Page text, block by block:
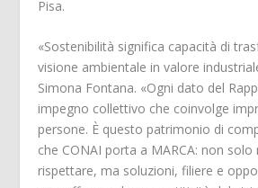
Pisa.
«Sostenibilità significa capacità di
visione ambientale in valore
Simona Fontana. «Ogni dato del
impegno collettivo che coinvolge
persone. È questo patrimonio di
che CONAI porta a MARCA: non solo
rispettare, ma soluzioni, filiere e